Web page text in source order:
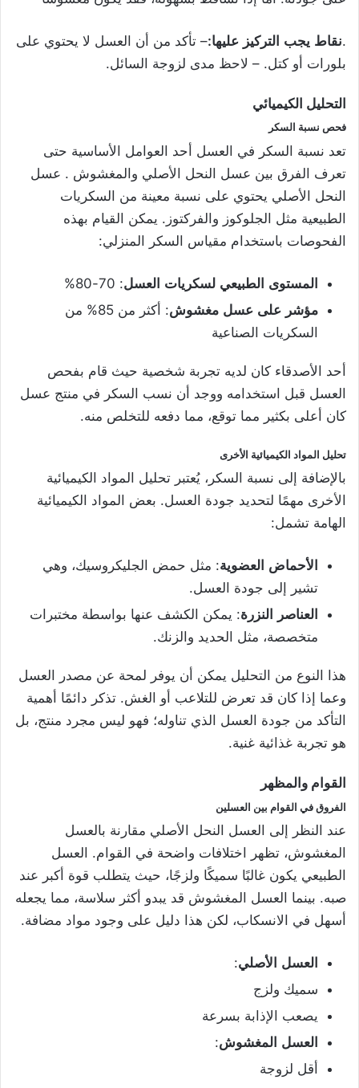
.نقاط يجب التركيز عليها:– تأكد من أن العسل لا يحتوي على
بلورات أو كتل. – لاحظ مدى لزوجة السائل.
التحليل الكيميائي
فحص نسبة السكر
تعد نسبة السكر في العسل أحد العوامل الأساسية حتى
تعرف الفرق بين عسل النحل الأصلي والمغشوش . عسل
النحل الأصلي يحتوي على نسبة معينة من السكريات
الطبيعية مثل الجلوكوز والفركتوز. يمكن القيام بهذه
الفحوصات باستخدام مقياس السكر المنزلي:
المستوى الطبيعي لسكريات العسل: 70-80%
مؤشر على عسل مغشوش
: أكثر من 85% من
السكريات الصناعية
أحد الأصدقاء كان لديه تجربة شخصية حيث قام بفحص
العسل قبل استخدامه ووجد أن نسب السكر في منتج عسل
كان أعلى بكثير مما توقع، مما دفعه للتخلص منه.
تحليل المواد الكيميائية الأخرى
بالإضافة إلى نسبة السكر، يُعتبر تحليل المواد الكيميائية
الأخرى مهمًا لتحديد جودة العسل. بعض المواد الكيميائية
الهامة تشمل:
الأحماض العضوية: مثل حمض الجليكروسيك، وهي
تشير إلى جودة العسل.
العناصر
النزرة: يمكن الكشف عنها بواسطة مختبرات
متخصصة، مثل الحديد والزنك.
هذا النوع من التحليل يمكن أن يوفر لمحة عن مصدر العسل
وعما إذا كان قد تعرض للتلاعب أو الغش. تذكر دائمًا أهمية
التأكد من جودة العسل الذي تناوله؛ فهو ليس مجرد منتج، بل
هو تجربة غذائية غنية.
القوام والمظهر
الفروقفي القوام بين العسلين
عند النظر إلى العسل النحل الأصلي مقارنة بالعسل
المغشوش، تظهر اختلافات واضحة في القوام. العسل
الطبيعي يكون غالبًا سميكًا ولزجًا، حيث يتطلب قوة أكبر عند
صبه. بينما العسل المغشوش قد يبدو أكثر سلاسة، مما يجعله
أسهل في الانسكاب، لكن هذا دليل على وجود مواد مضافة.
العسل الأصلي:
سميك ولزج
يصعب الإذابة بسرعة
العسل المغشوش:
أقل لزوجة